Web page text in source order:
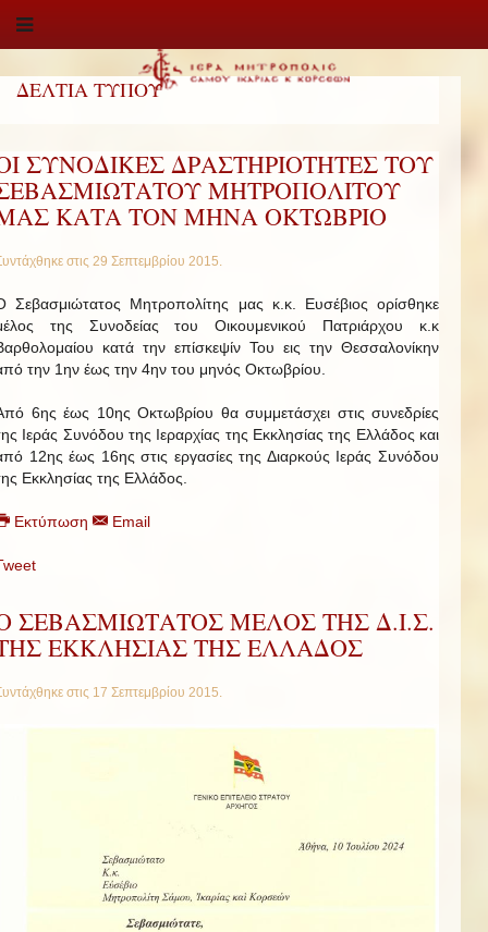
ΔΕΛΤΙΑ ΤΥΠΟΥ
ΣΥΝΟΔΙΚΕΣ ΔΡΑΣΤΗΡΙΟΤΗΤΕΣ ΤΟΥ
ΜΗΤΡΟΠΟΛΙΤΟΥ
ΚΑΤΑ ΤΟΝ ΜΗΝΑ ΟΚΤΩΒΡΙΟ
στις 29 Σεπτεμβρίου 2015.
Σεβασμιώτατος Μητροπολίτης μας κ.κ. Ευσέβιος ορίσθηκε
της Συνοδείας του Οικουμενικού Πατριάρχου κ.κ
κατά την επίσκεψίν Του εις την Θεσσαλονίκην
την 1ην έως την 4ην του μηνός Οκτωβρίου.
6ης έως 10ης Οκτωβρίου θα συμμετάσχει στις συνεδρίες
Ιεράς Συνόδου της Ιεραρχίας της Εκκλησίας της Ελλάδος και
12ης έως 16ης στις εργασίες της Διαρκούς Ιεράς Συνόδου
Εκκλησίας της Ελλάδος.
Εκτύπωση Email
ΣΕΒΑΣΜΙΩΤΑΤΟΣ ΜΕΛΟΣ ΤΗΣ Δ.Ι.Σ.
ΕΚΚΛΗΣΙΑΣ ΤΗΣ ΕΛΛΑΔΟΣ
στις 17 Σεπτεμβρίου 2015.